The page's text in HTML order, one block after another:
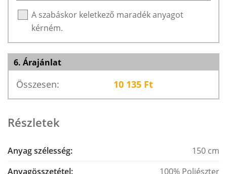
A szabáskor keletkező maradék anyagot
kérném.
6. Árajánlat
Összesen: 10 135 Ft
Részletek
Anyag szélesség:
150 cm
Anyagösszetétel:
100% Poliészter